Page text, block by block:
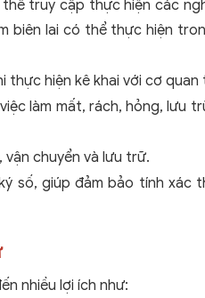
truy cập thực hiện các
biên lai có thể thực hiện
hiện kê khai với cơ quan
làm mất, rách, hỏng, lưu
vận chuyển và lưu trữ.
số, giúp đảm bảo tính xác
nhiều lợi ích như: